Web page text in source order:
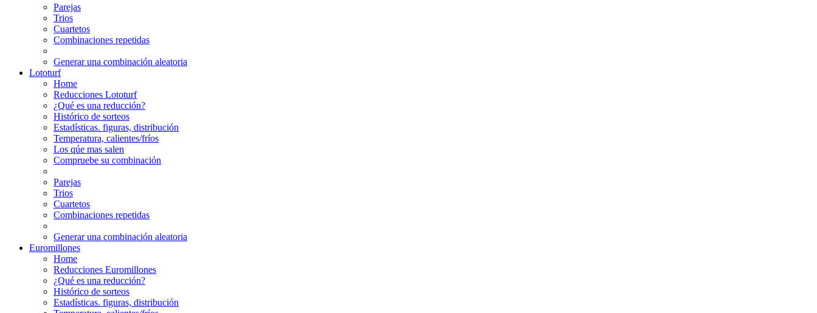
Parejas
Trios
Cuartetos
Combinaciones repetidas
Generar una combinación aleatoria
Lototurf
Home
Reducciones Lototurf
¿Qué es una reducción?
Histórico de sorteos
Estadísticas. figuras, distribución
Temperatura, calientes/fríos
Los qúe mas salen
Compruebe su combinación
Parejas
Trios
Cuartetos
Combinaciones repetidas
Generar una combinación aleatoria
Euromillones
Home
Reducciones Euromillones
¿Qué es una reducción?
Histórico de sorteos
Estadísticas. figuras, distribución